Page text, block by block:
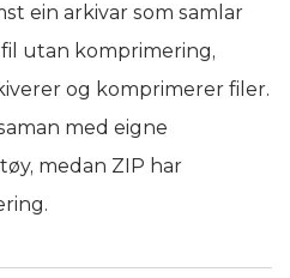
ein arkivar som samlar
utan komprimering,
og komprimerer filer.
med eigne
medan ZIP har